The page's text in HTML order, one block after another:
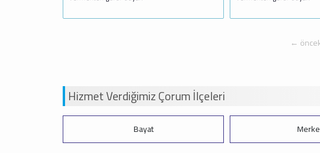
←
Hizmet Verdiğimiz Çorum İlçeleri
Merkez